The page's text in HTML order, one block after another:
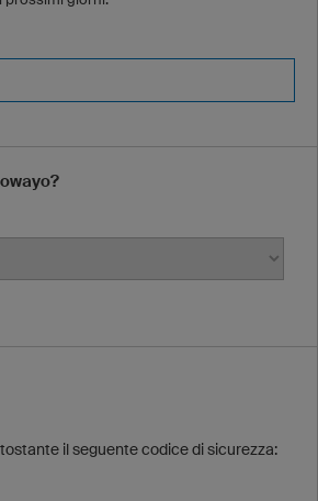
il seguente codice di sicurezza: